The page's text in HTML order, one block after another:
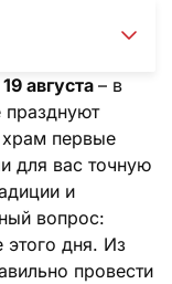
августа– в
празднуют
первые
для вас точную
и
вопрос:
этого дня. Из
провести